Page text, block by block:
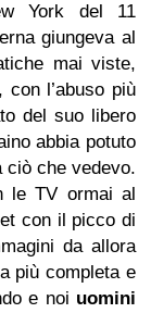
York del 11
giungeva al
mai viste,
l’abuso più
del suo libero
abbia potuto
ciò che vedevo.
le TV ormai al
con il picco di
da allora
più completa e
e noi uomini